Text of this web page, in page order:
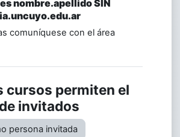
nombre.apellido SIN
comuníquese con el área
cursos permiten el
invitados
persona invitada